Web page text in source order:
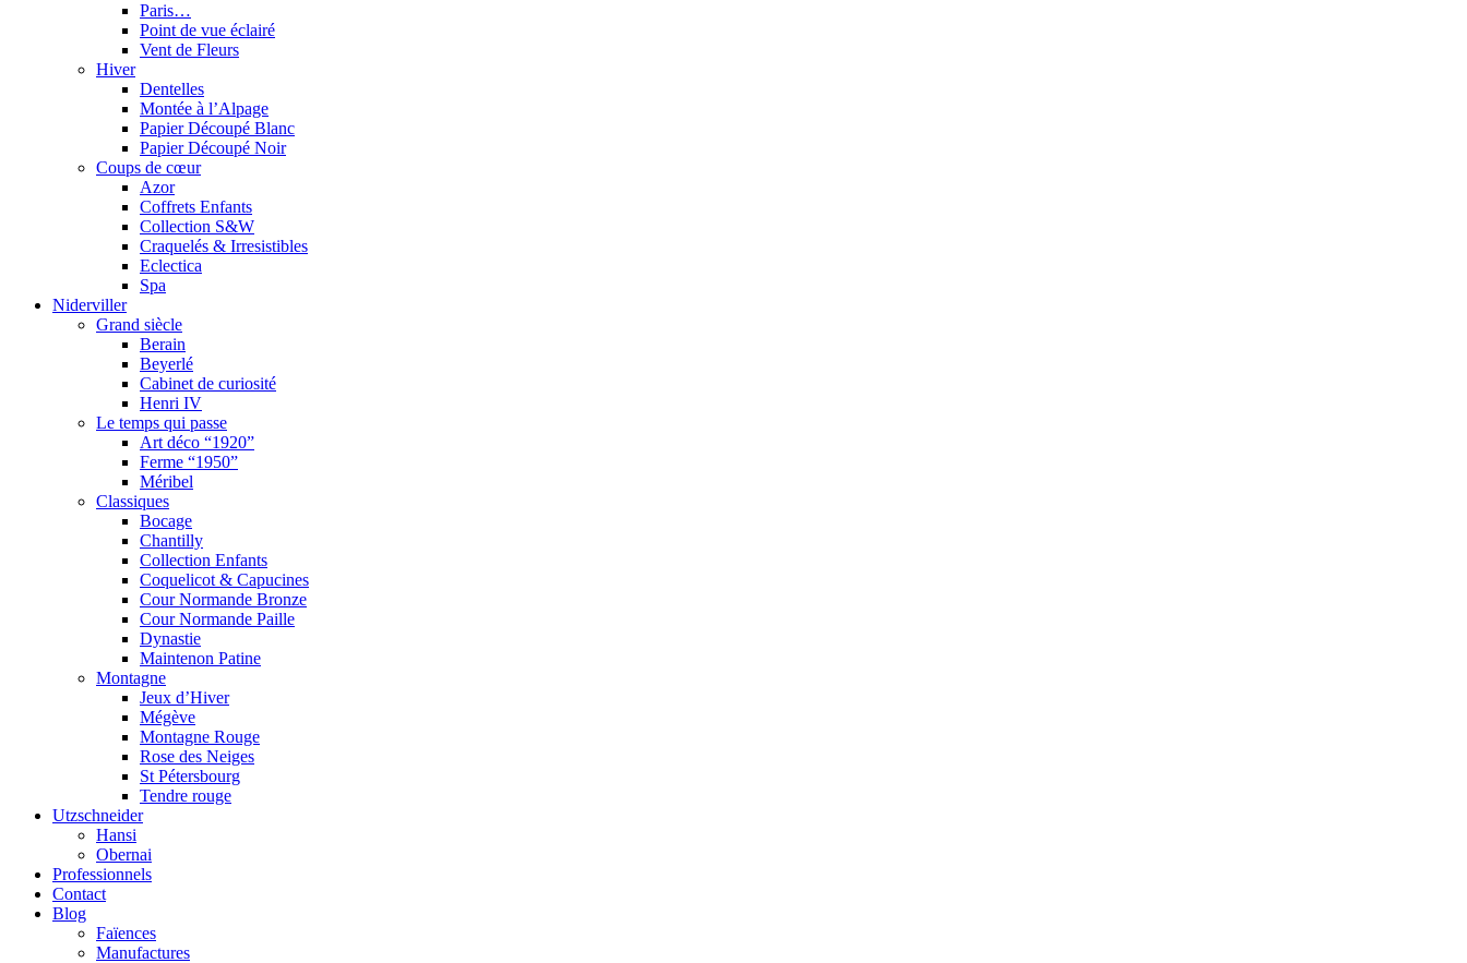
Paris…
Point de vue éclairé
Vent de Fleurs
Hiver
Dentelles
Montée à l’Alpage
Papier Découpé Blanc
Papier Découpé Noir
Coups de cœur
Azor
Coffrets Enfants
Collection S&W
Craquelés & Irresistibles
Eclectica
Spa
Niderviller
Grand siècle
Berain
Beyerlé
Cabinet de curiosité
Henri IV
Le temps qui passe
Art déco “1920”
Ferme “1950”
Méribel
Classiques
Bocage
Chantilly
Collection Enfants
Coquelicot & Capucines
Cour Normande Bronze
Cour Normande Paille
Dynastie
Maintenon Patine
Montagne
Jeux d’Hiver
Mégève
Montagne Rouge
Rose des Neiges
St Pétersbourg
Tendre rouge
Utzschneider
Hansi
Obernai
Professionnels
Contact
Blog
Faïences
Manufactures